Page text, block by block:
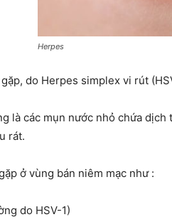
Herpes
do Herpes simplex vi rút
là các mụn nước nhỏ chứa
rát.
ở vùng bán niêm mạc như :
do HSV-1)